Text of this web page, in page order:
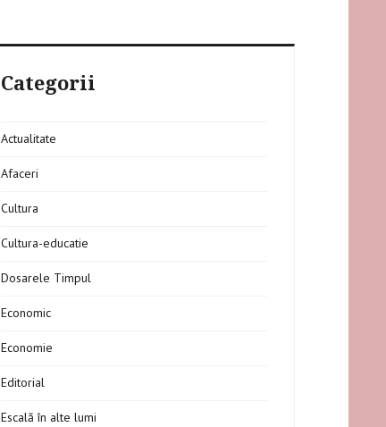
Categorii
Actualitate
Afaceri
Cultura
Cultura-educatie
Dosarele Timpul
Economic
Economie
Editorial
Escală în alte lumi